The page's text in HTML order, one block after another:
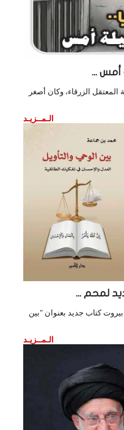
أمس ...
الزرقاء، وكان أصغر
الـمــزيـد
لمحم ...
كتاب جديد بعنوان "بين
الـمــزيـد